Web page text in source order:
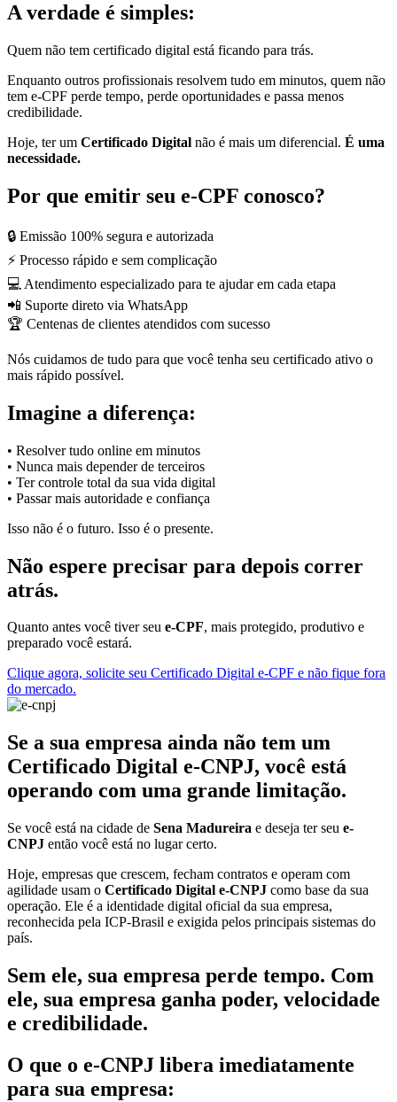
A verdade é simples:
Quem não tem certificado digital está ficando para trás.
Enquanto outros profissionais resolvem tudo em minutos, quem não
tem e-CPF perde tempo, perde oportunidades e passa menos
credibilidade.
Hoje, ter um Certificado Digital não é mais um diferencial. É uma
necessidade.
Por que emitir seu e-CPF conosco?
🔒 Emissão 100% segura e autorizada
⚡ Processo rápido e sem complicação
💻 Atendimento especializado para te ajudar em cada etapa
📲 Suporte direto via WhatsApp
🏆 Centenas de clientes atendidos com sucesso
Nós cuidamos de tudo para que você tenha seu certificado ativo o
mais rápido possível.
Imagine a diferença:
• Resolver tudo online em minutos
• Nunca mais depender de terceiros
• Ter controle total da sua vida digital
• Passar mais autoridade e confiança
Isso não é o futuro. Isso é o presente.
Não espere precisar para depois correr
atrás.
Quanto antes você tiver seu e-CPF, mais protegido, produtivo e
preparado você estará.
Clique agora, solicite seu Certificado Digital e-CPF e não fique fora
do mercado.
Se a sua empresa ainda não tem um
Certificado Digital e-CNPJ, você está
operando com uma grande limitação.
Se você está na cidade de Sena Madureira e deseja ter seu e-
CNPJ então você está no lugar certo.
Hoje, empresas que crescem, fecham contratos e operam com
agilidade usam o Certificado Digital e-CNPJ como base da sua
operação. Ele é a identidade digital oficial da sua empresa,
reconhecida pela ICP-Brasil e exigida pelos principais sistemas do
país.
Sem ele, sua empresa perde tempo. Com
ele, sua empresa ganha poder, velocidade
e credibilidade.
O que o e-CNPJ libera imediatamente
para sua empresa: